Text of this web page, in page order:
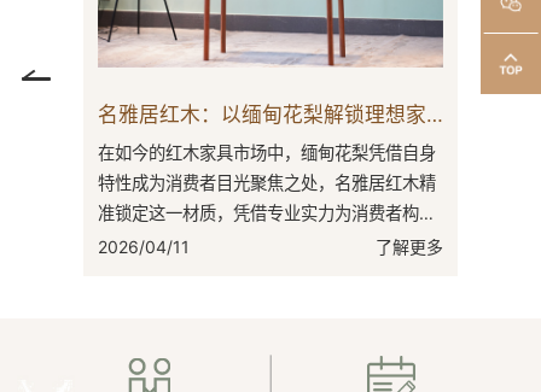
名雅居红木：以缅甸花梨解锁理想家居密码
在如今的红木家具市场中，缅甸花梨凭借自身
特性成为消费者目光聚焦之处，名雅居红木精
准锁定这一材质，凭借专业实力为消费者构筑
理想家居。缅甸花梨，学名为大果紫檀。其
2026/04/11 了解更多